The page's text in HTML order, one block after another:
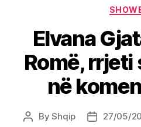
Elvana
Romë,
në
PostByShqip
Post27/05/